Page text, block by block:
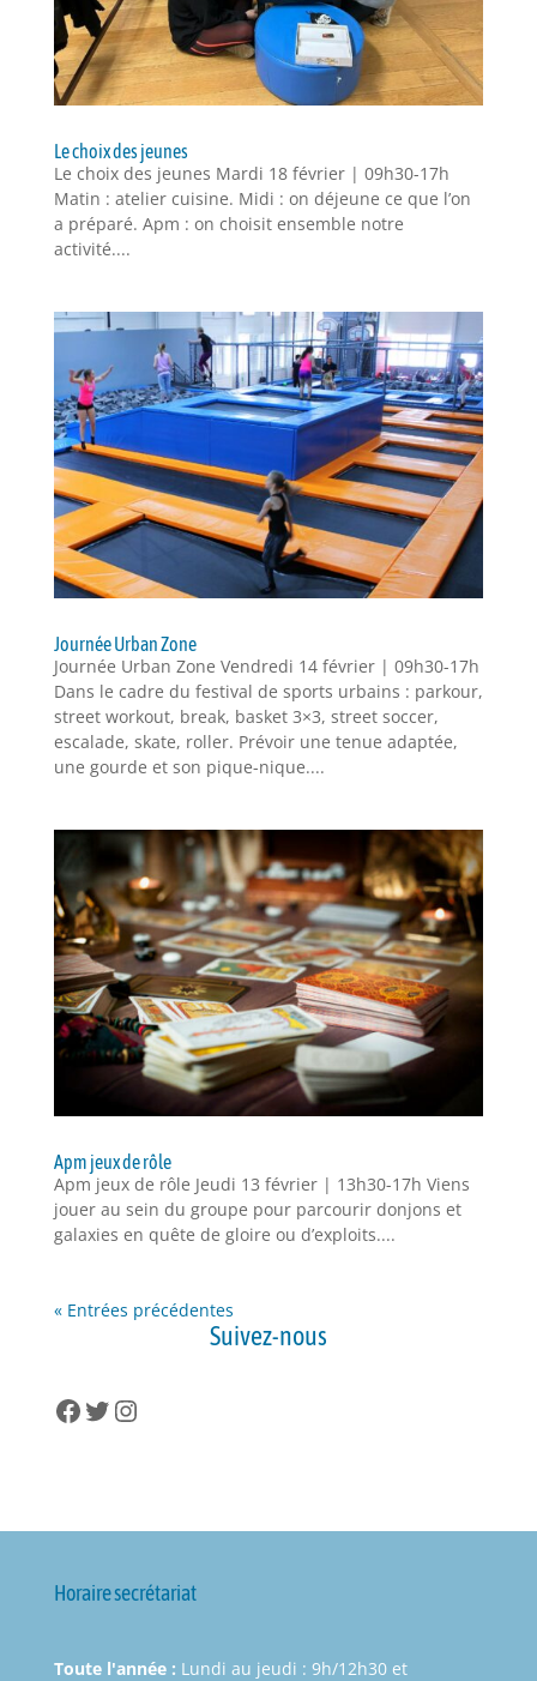
Le choix des jeunes
Le choix des jeunes Mardi 18 février | 09h30-17h
Matin : atelier cuisine. Midi : on déjeune ce que l’on
a préparé. Apm : on choisit ensemble notre
activité....
Journée Urban Zone
Journée Urban Zone Vendredi 14 février | 09h30-17h
Dans le cadre du festival de sports urbains : parkour,
street workout, break, basket 3×3, street soccer,
escalade, skate, roller. Prévoir une tenue adaptée,
une gourde et son pique-nique....
Apm jeux de rôle
Apm jeux de rôle Jeudi 13 février | 13h30-17h Viens
jouer au sein du groupe pour parcourir donjons et
galaxies en quête de gloire ou d’exploits....
« Entrées précédentes
Suivez-nous
Facebook
Twitter
Instagram
Horaire secrétariat
Toute l'année : Lundi au jeudi : 9h/12h30 et